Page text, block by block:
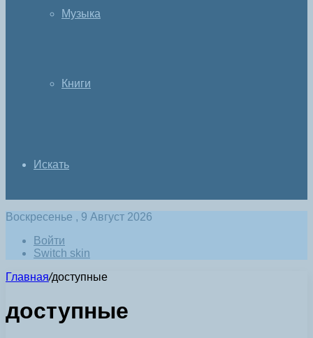
Музыка
Книги
Искать
Воскресенье , 9 Август 2026
Войти
Switch skin
Главная/доступные
доступные